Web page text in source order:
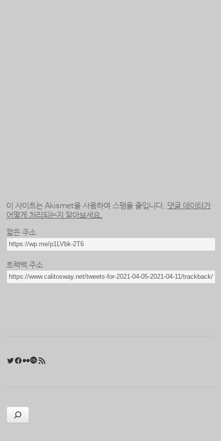
이 사이트는 Akismet을 사용하여 스팸을 줄입니다. 댓글 데이터가
어떻게 처리되는지 알아보세요.
짧은 주소
트랙백 주소
Twitter
Facebook
FlickrLast.fm
검색